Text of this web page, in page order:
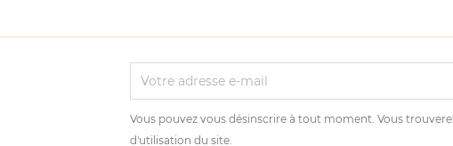
Vous pouvez vous désinscrire à tout moment. Vous
d'utilisation du site.